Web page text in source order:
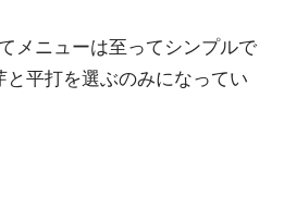
メニューは至ってシンプルで
平打を選ぶのみになってい